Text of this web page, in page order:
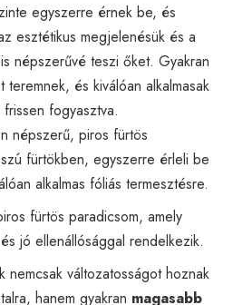
egyszerre érnek be, és
esztétikus megjelenésük és a
népszerűvé teszi őket. Gyakran
és kiválóan alkalmasak
fogyasztva.
népszerű, piros fürtös
fürtökben, egyszerre érleli be
alkalmas fóliás termesztésre.
fürtös paradicsom, amely
jó ellenállósággal rendelkezik.
nemcsak változatosságot hoznak
hanem gyakran magasabb